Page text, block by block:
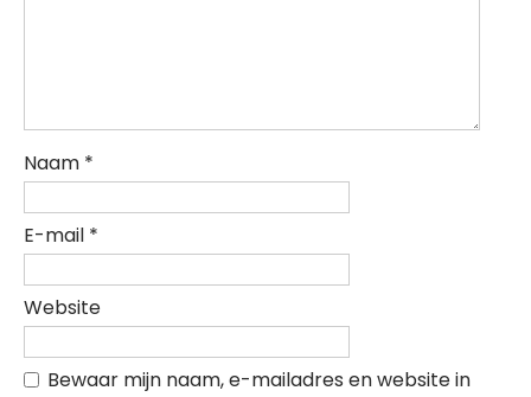
Naam *
E-mail *
Website
Bewaar mijn naam, e-mailadres en website in